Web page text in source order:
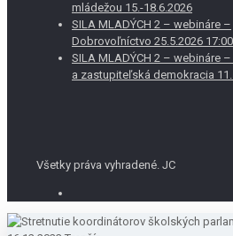
mládežou 15.-18.6.2026
SILA MLADÝCH 2 – webináre –
Dobrovoľníctvo 25.5.2026 17:00
SILA MLADÝCH 2 – webináre
a zastupiteľská demokracia
Všetky práva vyhradené. JC